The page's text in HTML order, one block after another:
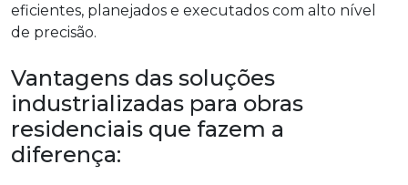
eficientes, planejados e executados com alto nível
de precisão.
Vantagens das soluções
industrializadas para obras
residenciais que fazem a
diferença: